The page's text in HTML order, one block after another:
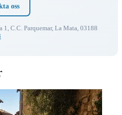
oss
1, C.C. Parquemar, La Mata, 03188